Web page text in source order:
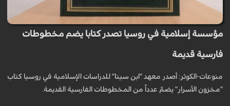
مؤسسة إسلامية في روسيا تصدر كتابا يضم مخطوطات
فارسية قديمة
منوعات-الكوثر: أصدر معهد "ابن سينا" للدراسات الإسلامية في روسيا کتاب
"مخزون الأسرار" یضمّ عدداً من المخطوطات الفارسیة القدیمة.